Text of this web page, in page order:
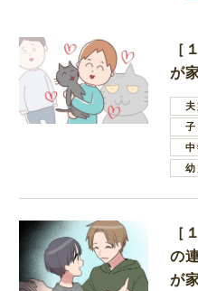
［
が
［
の
が